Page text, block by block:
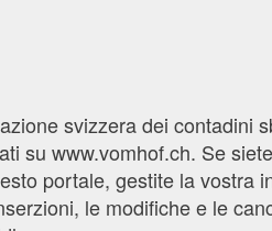
svizzera dei contadini
su www.vomhof.ch. Se
portale, gestite la vostra
le modifiche e le